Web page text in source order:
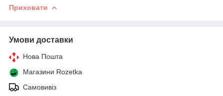
Приховати
Умови доставки
Нова Пошта
Магазини Rozetka
Самовивіз